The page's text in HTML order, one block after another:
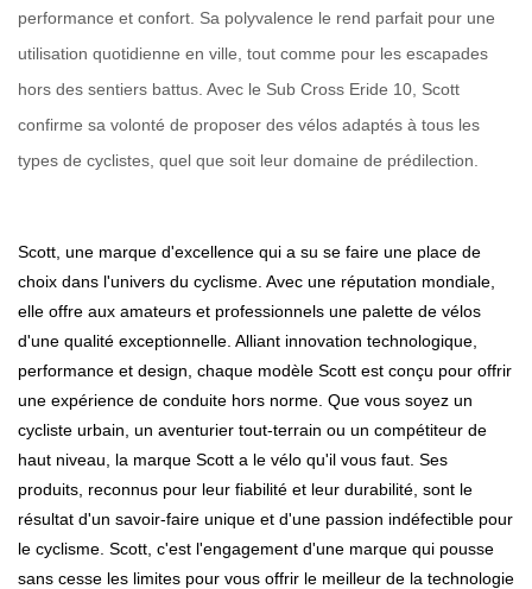
performance et confort. Sa polyvalence le rend parfait pour une
utilisation quotidienne en ville, tout comme pour les escapades
hors des sentiers battus. Avec le Sub Cross Eride 10, Scott
confirme sa volonté de proposer des vélos adaptés à tous les
types de cyclistes, quel que soit leur domaine de prédilection.
Scott, une marque d'excellence qui a su se faire une place de
choix dans l'univers du cyclisme. Avec une réputation mondiale,
elle offre aux amateurs et professionnels une palette de vélos
d'une qualité exceptionnelle. Alliant innovation technologique,
performance et design, chaque modèle Scott est conçu pour offrir
une expérience de conduite hors norme. Que vous soyez un
cycliste urbain, un aventurier tout-terrain ou un compétiteur de
haut niveau, la marque Scott a le vélo qu'il vous faut. Ses
produits, reconnus pour leur fiabilité et leur durabilité, sont le
résultat d'un savoir-faire unique et d'une passion indéfectible pour
le cyclisme. Scott, c'est l'engagement d'une marque qui pousse
sans cesse les limites pour vous offrir le meilleur de la technologie